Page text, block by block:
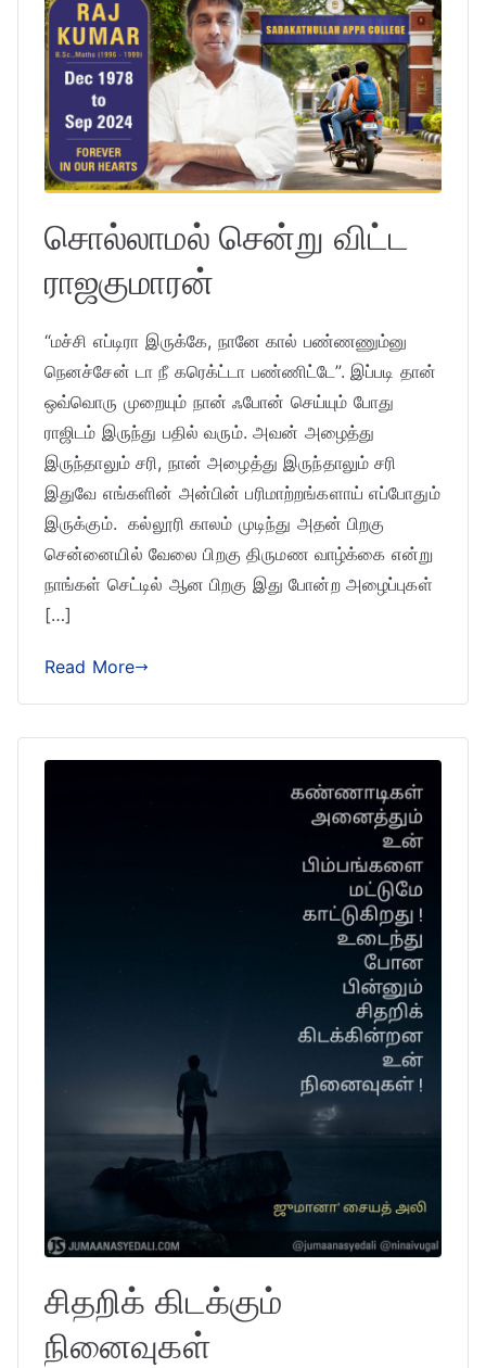
சொல்லாமல் சென்று விட்ட
ராஜகுமாரன்
“மச்சி எப்டிரா இருக்கே, நானே கால் பண்ணணும்னு
நெனச்சேன் டா நீ கரெக்ட்டா பண்ணிட்டே”. இப்படி தான்
ஒவ்வொரு முறையும் நான் ஃபோன் செய்யும் போது
ராஜிடம் இருந்து பதில் வரும். அவன் அழைத்து
இருந்தாலும் சரி, நான் அழைத்து இருந்தாலும் சரி
இதுவே எங்களின் அன்பின் பரிமாற்றங்களாய் எப்போதும்
இருக்கும். கல்லூரி காலம் முடிந்து அதன் பிறகு
சென்னையில் வேலை பிறகு திருமண வாழ்க்கை என்று
நாங்கள் செட்டில் ஆன பிறகு இது போன்ற அழைப்புகள்
[…]
Read More
சிதறிக் கிடக்கும்
நினைவுகள்